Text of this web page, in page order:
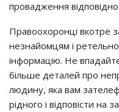
провадження
Правоохоронці вкотре
незнайомцям і
інформацію. Не
більше деталей про
людину, яка вам
рідного і відповісти на